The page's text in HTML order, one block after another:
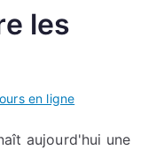
les
en ligne
aujourd'hui une